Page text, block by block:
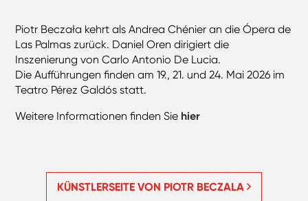
Piotr Beczała kehrt als Andrea Chénier an die Ópera de
Las Palmas zurück. Daniel Oren dirigiert die
Inszenierung von Carlo Antonio De Lucia.
Die Aufführungen finden am 19., 21. und 24. Mai 2026 im
Teatro Pérez Galdós statt.
Weitere Informationen finden Sie hier
KÜNSTLERSEITE VON PIOTR BECZALA